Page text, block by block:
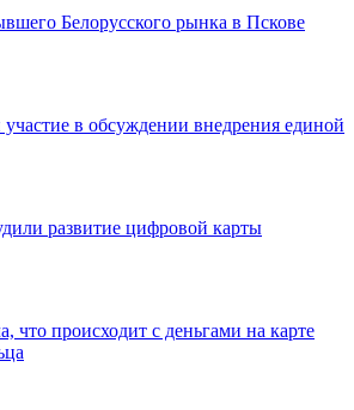
Белорусского рынка в Пскове
в обсуждении внедрения единой
развитие цифровой карты
что происходит с деньгами на карте